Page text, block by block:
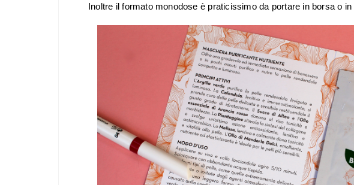
Inoltre il formato monodose è praticissimo da portare in borsa o in